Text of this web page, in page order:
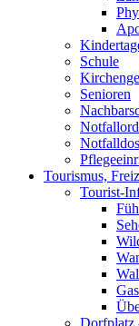
Schule
Senioren
Tourismus,
Tourist-
Dorfplatz